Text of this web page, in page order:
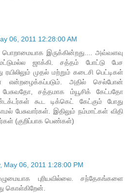
06, 2011 12:28:00 AM
இருக்கின்றது.... அவ்வளவு
ஜாக்கி. சத்தம் போட்டு பேச
முதல் மற்றும் கடைசி பெட்டிகள்
என்றழைக்கப்படும். அதில் செல்போன்
சத்தமாக ம்யூசிக் கேட்பதோ
கூட டிக்கெட் கேட்கும் போது
பேசுவார்கள். இதிலும் நம்மாட்கள் விதி
(குறிப்பாக பெண்கள்)
May 06, 2011 1:28:00 PM
புரியவில்லை. சந்தேகங்களை
கொள்கிறேன்.